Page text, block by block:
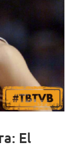
El